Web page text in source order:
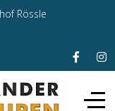
Rössle